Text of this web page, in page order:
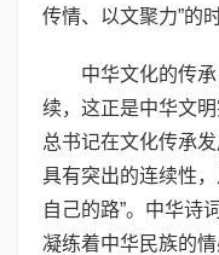
传情、以文聚力”的
中华文化的传
续，这正是中华文
总书记在文化传承
具有突出的连续性
自己的路”。中华诗
凝练着中华民族的